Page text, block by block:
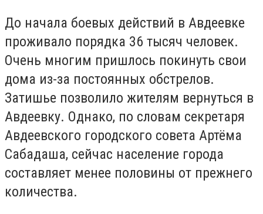
До начала боевых действий в Авдеевке
проживало порядка 36 тысяч человек.
Очень многим пришлось покинуть свои
дома из-за постоянных обстрелов.
Затишье позволило жителям вернуться в
Авдеевку. Однако, по словам секретаря
Авдеевского городского совета Артёма
Сабадаша, сейчас население города
составляет менее половины от прежнего
количества.